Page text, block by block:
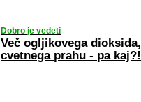
Dobro je vedeti
Več ogljikovega
cvetnega prahu - pa kaj?!